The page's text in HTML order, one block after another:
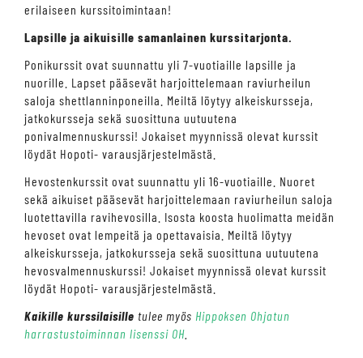
erilaiseen kurssitoimintaan!
Lapsille ja aikuisille samanlainen kurssitarjonta.
Ponikurssit ovat suunnattu yli 7-vuotiaille lapsille ja
nuorille. Lapset pääsevät harjoittelemaan raviurheilun
saloja shettlanninponeilla. Meiltä löytyy alkeiskursseja,
jatkokursseja sekä suosittuna uutuutena
ponivalmennuskurssi! Jokaiset myynnissä olevat kurssit
löydät Hopoti- varausjärjestelmästä.
Hevostenkurssit ovat suunnattu yli 16-vuotiaille. Nuoret
sekä aikuiset pääsevät harjoittelemaan raviurheilun saloja
luotettavilla ravihevosilla. Isosta koosta huolimatta meidän
hevoset ovat lempeitä ja opettavaisia. Meiltä löytyy
alkeiskursseja, jatkokursseja sekä suosittuna uutuutena
hevosvalmennuskurssi! Jokaiset myynnissä olevat kurssit
löydät Hopoti- varausjärjestelmästä.
Kaikille kurssilaisille tulee myös Hippoksen Ohjatun
harrastustoiminnan lisenssi OH